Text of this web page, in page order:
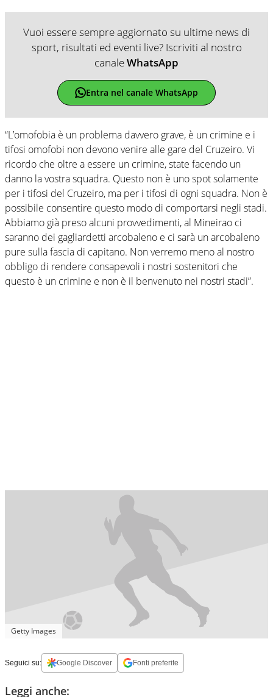
Vuoi essere sempre aggiornato su ultime news di
sport, risultati ed eventi live? Iscriviti al nostro
canaleWhatsApp
Entra nel canale WhatsApp
“L’omofobia è un problema davvero grave, è un crimine e i
tifosi omofobi non devono venire alle gare del Cruzeiro. Vi
ricordo che oltre a essere un crimine, state facendo un
danno la vostra squadra. Questo non è uno spot solamente
per i tifosi del Cruzeiro, ma per i tifosi di ogni squadra. Non è
possibile consentire questo modo di comportarsi negli stadi.
Abbiamo già preso alcuni provvedimenti, al Mineirao ci
saranno dei gagliardetti arcobaleno e ci sarà un arcobaleno
pure sulla fascia di capitano. Non verremo meno al nostro
obbligo di rendere consapevoli i nostri sostenitori che
questo è un crimine e non è il benvenuto nei nostri stadi”.
Getty Images
Seguici su: Google Discover Fonti preferite
Leggi anche: